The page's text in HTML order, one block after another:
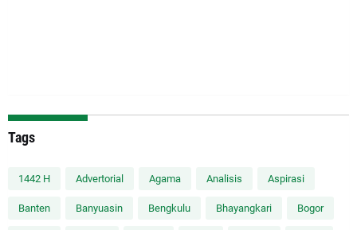
Tags
1442 H Advertorial Agama Analisis Aspirasi
Banten Banyuasin Bengkulu Bhayangkari Bogor